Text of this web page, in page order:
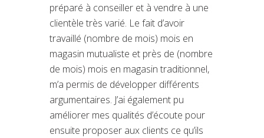
préparé à conseiller et à vendre à une
clientèle très varié. Le fait d’avoir
travaillé (nombre de mois) mois en
magasin mutualiste et près de (nombre
de mois) mois en magasin traditionnel,
m’a permis de développer différents
argumentaires. J’ai également pu
améliorer mes qualités d’écoute pour
ensuite proposer aux clients ce qu’ils